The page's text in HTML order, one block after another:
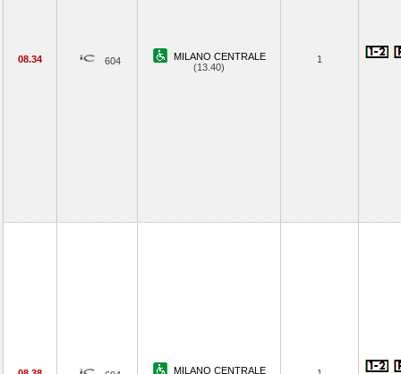
08.34 604
MILANO CENTRALE
(13.40)
1
MILANO CENTRALE